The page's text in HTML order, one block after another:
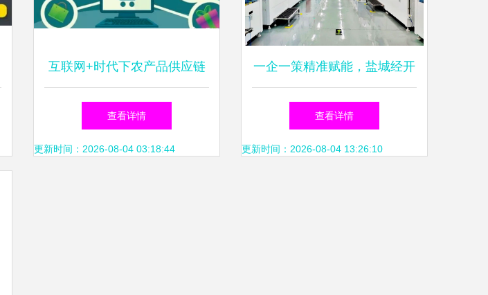
互联网+时代下农产品供应链
的变革与未来趋势
查看详情
更新时间：2026-08-04 03:18:44
一企一策精准赋能，盐城经开
区“智改数转”率先驶入快车道
查看详情
更新时间：2026-08-04 13:26:10